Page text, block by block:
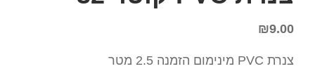
₪9.00
צנרת PVC מינימום הזמנה 2.5 מטר